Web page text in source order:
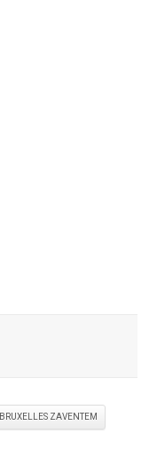
BRUXELLES ZAVENTEM